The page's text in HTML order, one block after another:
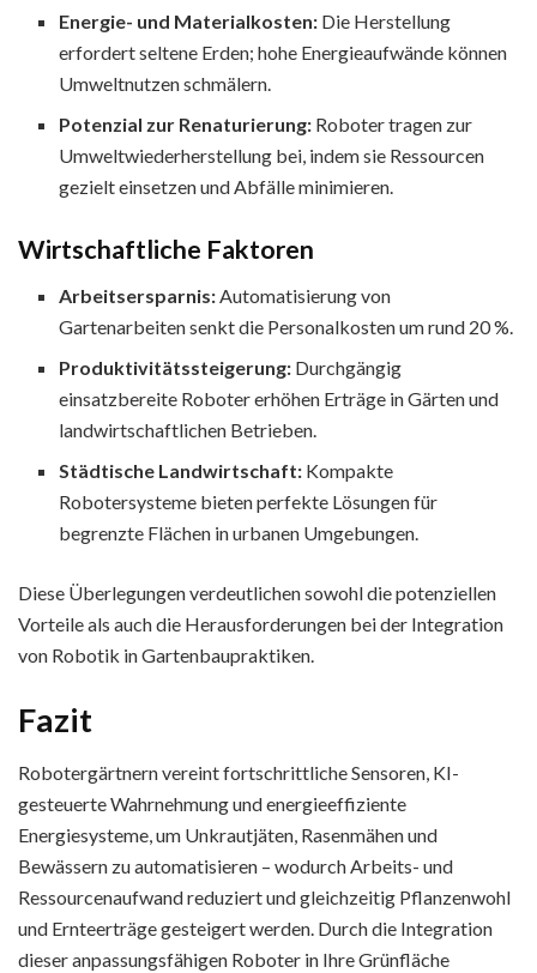
Energie- und Materialkosten: Die Herstellung
erfordert seltene Erden; hohe Energieaufwände können
Umweltnutzen schmälern.
Potenzial zur Renaturierung: Roboter tragen zur
Umweltwiederherstellung bei, indem sie Ressourcen
gezielt einsetzen und Abfälle minimieren.
Wirtschaftliche Faktoren
Arbeitsersparnis:Automatisierung von
Gartenarbeiten senkt die Personalkosten um rund 20 %.
Produktivitätssteigerung: Durchgängig
einsatzbereite Roboter erhöhen Erträge in Gärten und
landwirtschaftlichen Betrieben.
Städtische Landwirtschaft: Kompakte
Robotersysteme bieten perfekte Lösungen für
begrenzte Flächen in urbanen Umgebungen.
Diese Überlegungen verdeutlichen sowohl die potenziellen
Vorteile als auch die Herausforderungen bei der Integration
von Robotik in Gartenbaupraktiken.
Fazit
Robotergärtnern vereint fortschrittliche Sensoren, KI-
gesteuerte Wahrnehmung und energieeffiziente
Energiesysteme, um Unkrautjäten, Rasenmähen und
Bewässern zu automatisieren – wodurch Arbeits- und
Ressourcenaufwand reduziert und gleichzeitig Pflanzenwohl
und Ernteerträge gesteigert werden. Durch die Integration
dieser anpassungsfähigen Roboter in Ihre Grünfläche